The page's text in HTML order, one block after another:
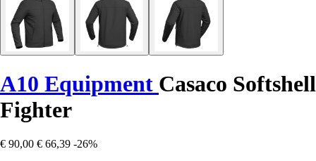
A10 Equipment Casaco Softshell
Fighter
€ 90,00 € 66,39 -26%